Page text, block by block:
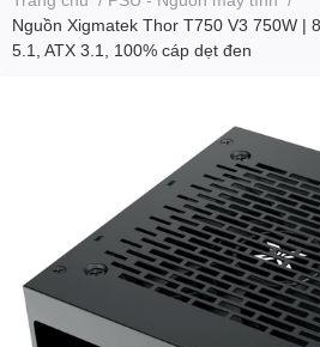
Nguồn Xigmatek Thor T750 V3 750W |
5.1, ATX 3.1, 100% cáp dẹt đen